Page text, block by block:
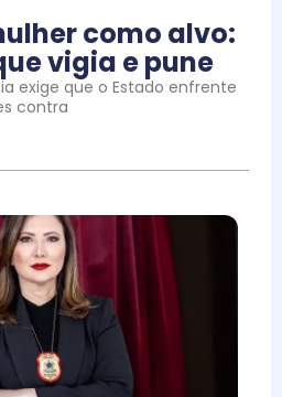
como alvo:
vigia e pune
exige que o Estado enfrente
contra